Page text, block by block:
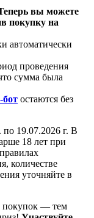
вы можете
покупку на
автоматически
проведения
сумма была
бот остаются без
по 19.07.2026 г. В
18 лет при
количестве
уточняйте в
покупок — тем